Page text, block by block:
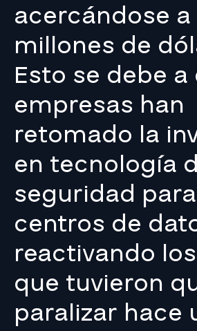
acercándose a
millones de
Esto se debe
empresas han
retomado la
en tecnología
seguridad
centros de
reactivando
que tuvieron
paralizar hace